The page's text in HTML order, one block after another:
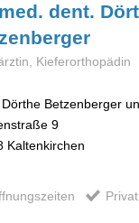
dent.
Kieferorthopädin
Betzenberger
9
Kaltenkirchen